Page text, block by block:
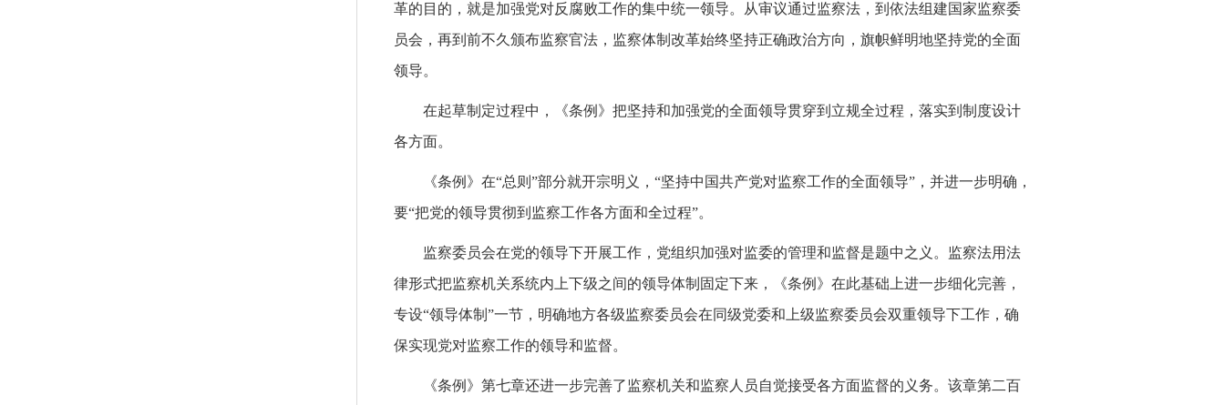
革的目的，就是加强党对反腐败工作的集中统一领导。从审议通过监察法，到依法组建国家监察委
员会，再到前不久颁布监察官法，监察体制改革始终坚持正确政治方向，旗帜鲜明地坚持党的全面
领导。
在起草制定过程中，《条例》把坚持和加强党的全面领导贯穿到立规全过程，落实到制度设计
各方面。
《条例》在“总则”部分就开宗明义，“坚持中国共产党对监察工作的全面领导”，并进一步明确，
要“把党的领导贯彻到监察工作各方面和全过程”。
监察委员会在党的领导下开展工作，党组织加强对监委的管理和监督是题中之义。监察法用法
律形式把监察机关系统内上下级之间的领导体制固定下来，《条例》在此基础上进一步细化完善，
专设“领导体制”一节，明确地方各级监察委员会在同级党委和上级监察委员会双重领导下工作，确
保实现党对监察工作的领导和监督。
《条例》第七章还进一步完善了监察机关和监察人员自觉接受各方面监督的义务。该章第二百